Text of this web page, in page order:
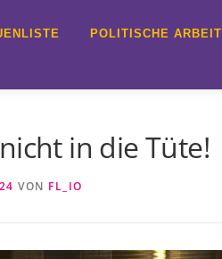
POLITISCHE ARBEIT
in die Tüte!
VON FL_IO